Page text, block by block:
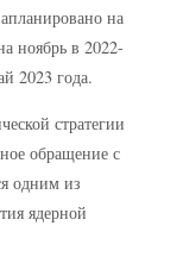
на
ноябрь в 2022-
2023 года.
стратегии
обращение с
одним из
ядерной